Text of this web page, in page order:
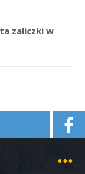
zaliczki w